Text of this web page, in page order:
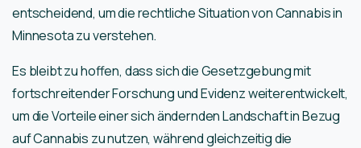
entscheidend, um die rechtliche Situation von Cannabis in
Minnesota zu verstehen.
Es bleibt zu hoffen, dass sich die Gesetzgebung mit
fortschreitender Forschung und Evidenz weiterentwickelt,
um die Vorteile einer sich ändernden Landschaft in Bezug
auf Cannabis zu nutzen, während gleichzeitig die